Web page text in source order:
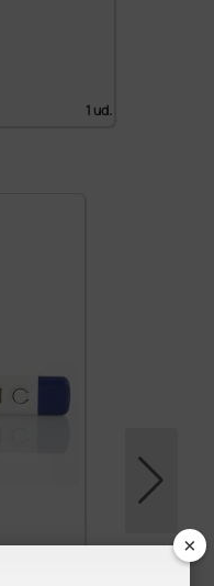
1 ud.
×